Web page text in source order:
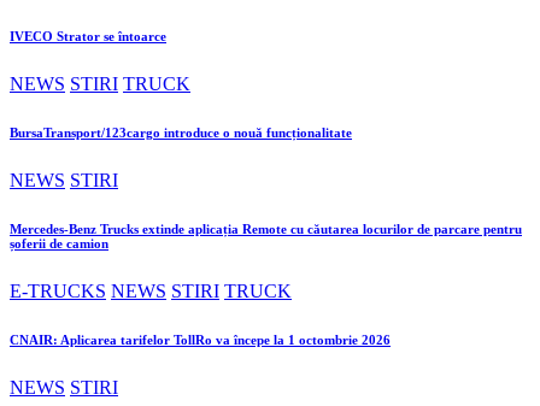
IVECO Strator se întoarce
NEWS STIRI TRUCK
BursaTransport/123cargo introduce o nouă funcționalitate
NEWS STIRI
Mercedes-Benz Trucks extinde aplicația Remote cu căutarea locurilor de parcare pentru
șoferii de camion
E-TRUCKS NEWS STIRI TRUCK
CNAIR: Aplicarea tarifelor TollRo va începe la 1 octombrie 2026
NEWS STIRI